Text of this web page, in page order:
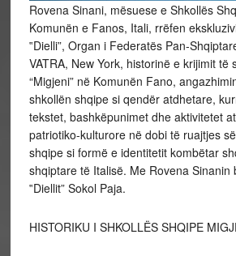
Rovena Sinani, mësuese e Shkollës
Komunën e Fanos, Itali, rrëfen
‟Dielli”, Organ i Federatës Pan-
VATRA, New York, historinë e krijimit të
“Migjeni” në Komunën Fano,
shkollën shqipe si qendër atdhetare,
tekstet, bashkëpunimet dhe aktivitetet
patriotiko-kulturore në dobi të ruajtjes
shqipe si formë e identitetit kombëtar
shqiptare të Italisë. Me Rovena Sinanin
‟Diellit” Sokol Paja.
HISTORIKU I SHKOLLËS SHQIPE